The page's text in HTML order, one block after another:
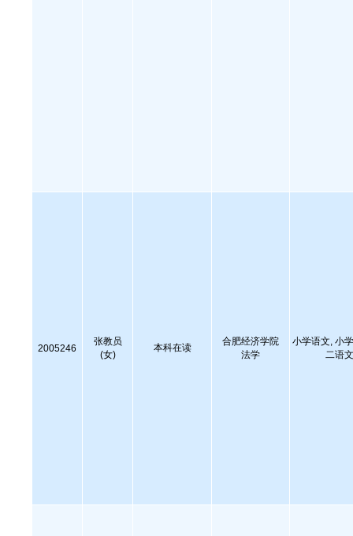
2005246
张教员
(女)
本科在读
合肥经济学院
法学
小学语文, 小
二语